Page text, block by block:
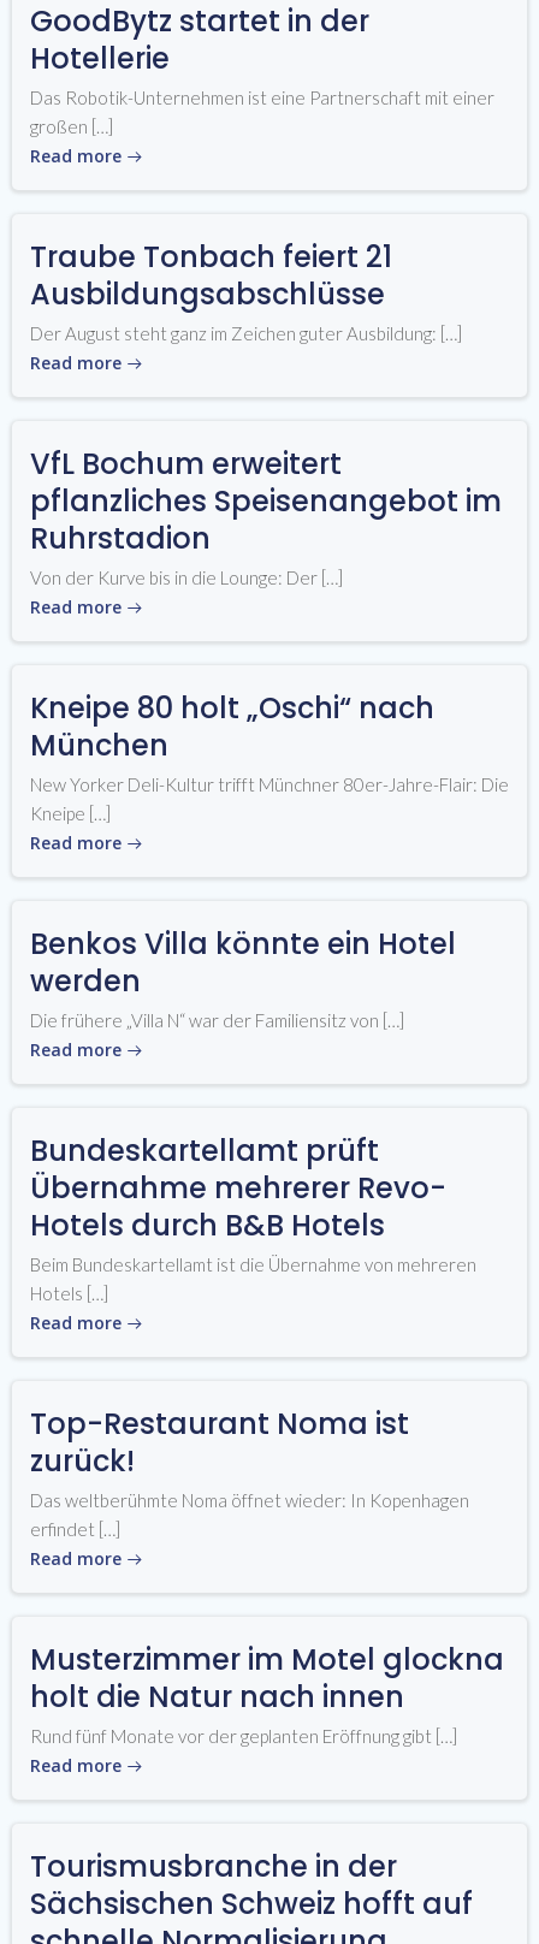
GoodBytz startet in der
Hotellerie
Das Robotik-Unternehmen ist eine Partnerschaft mit einer
großen […]
Read more
Traube Tonbach feiert 21
Ausbildungsabschlüsse
Der August steht ganz im Zeichen guter Ausbildung: […]
Read more
VfL Bochum erweitert
pflanzliches Speisenangebot im
Ruhrstadion
Von der Kurve bis in die Lounge: Der […]
Read more
Kneipe 80 holt „Oschi“ nach
München
New Yorker Deli-Kultur trifft Münchner 80er-Jahre-Flair: Die
Kneipe […]
Read more
Benkos Villa könnte ein Hotel
werden
Die frühere „Villa N“ war der Familiensitz von […]
Read more
Bundeskartellamt prüft
Übernahme mehrerer Revo-
Hotels durch B&B Hotels
Beim Bundeskartellamt ist die Übernahme von mehreren
Hotels […]
Read more
Top-Restaurant Noma ist
zurück!
Das weltberühmte Noma öffnet wieder: In Kopenhagen
erfindet […]
Read more
Musterzimmer im Motel glockna
holt die Natur nach innen
Rund fünf Monate vor der geplanten Eröffnung gibt […]
Read more
Tourismusbranche in der
Sächsischen Schweiz hofft auf